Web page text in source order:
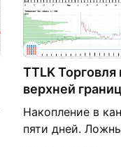
TTLK Торговля
верхней
Накопление в
пяти дней.